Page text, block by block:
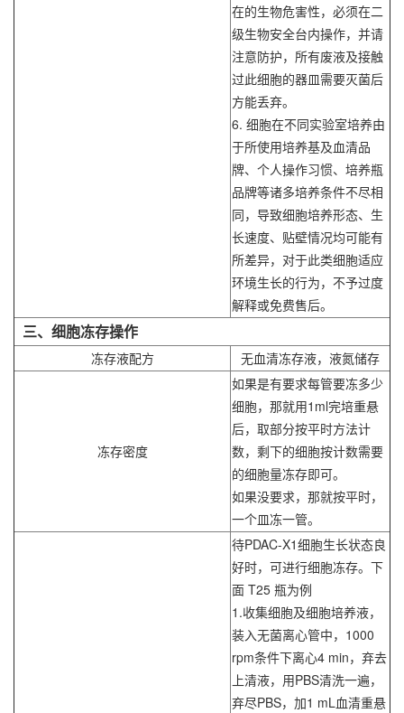
在的生物危害性，必须在二
级生物安全台内操作，并请
注意防护，所有废液及接触
过此细胞的器皿需要灭菌后
方能丢弃。
6. 细胞在不同实验室培养由
于所使用培养基及血清品
牌、个人操作习惯、培养瓶
品牌等诸多培养条件不尽相
同，导致细胞培养形态、生
长速度、贴壁情况均可能有
所差异，对于此类细胞适应
环境生长的行为，不予过度
解释或免费售后。
三、细胞冻存操作
冻存液配方 无血清冻存液，液氮储存
冻存密度
如果是有要求每管要冻多少
细胞，那就用1ml完培重悬
后，取部分按平时方法计
数，剩下的细胞按计数需要
的细胞量冻存即可。
如果没要求，那就按平时，
一个皿冻一管。
待PDAC-X1细胞生长状态良
好时，可进行细胞冻存。下
面 T25 瓶为例
1.收集细胞及细胞培养液，
装入无菌离心管中，1000
rpm条件下离心4 min，弃去
上清液，用PBS清洗一遍，
弃尽PBS，加1 mL血清重悬